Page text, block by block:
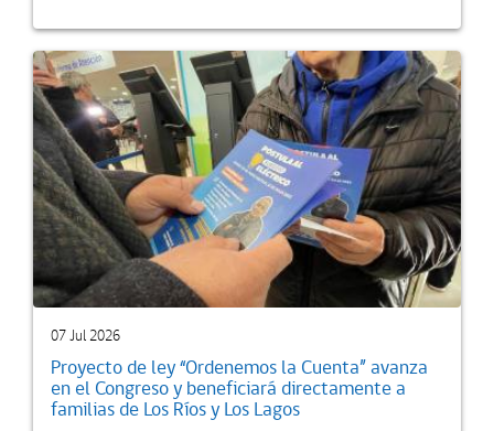
07 Jul 2026
Proyecto de ley “Ordenemos la Cuenta” avanza
en el Congreso y beneficiará directamente a
familias de Los Ríos y Los Lagos